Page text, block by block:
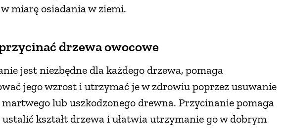
miarę osiadania w ziemi.
drzewa owocowe
jest niezbędne dla każdego drzewa, pomaga
jego wzrost i utrzymać je w zdrowiu poprzez usuwanie
martwego lub uszkodzonego drewna. Przycinanie pomaga
kształt drzewa i ułatwia utrzymanie go w dobrym